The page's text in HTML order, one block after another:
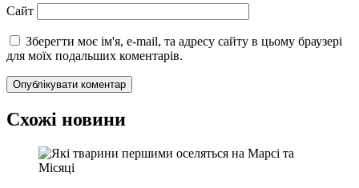
Сайт
Зберегти моє ім'я, e-mail, та адресу сайту в цьому браузері
для моїх подальших коментарів.
Схожі новини